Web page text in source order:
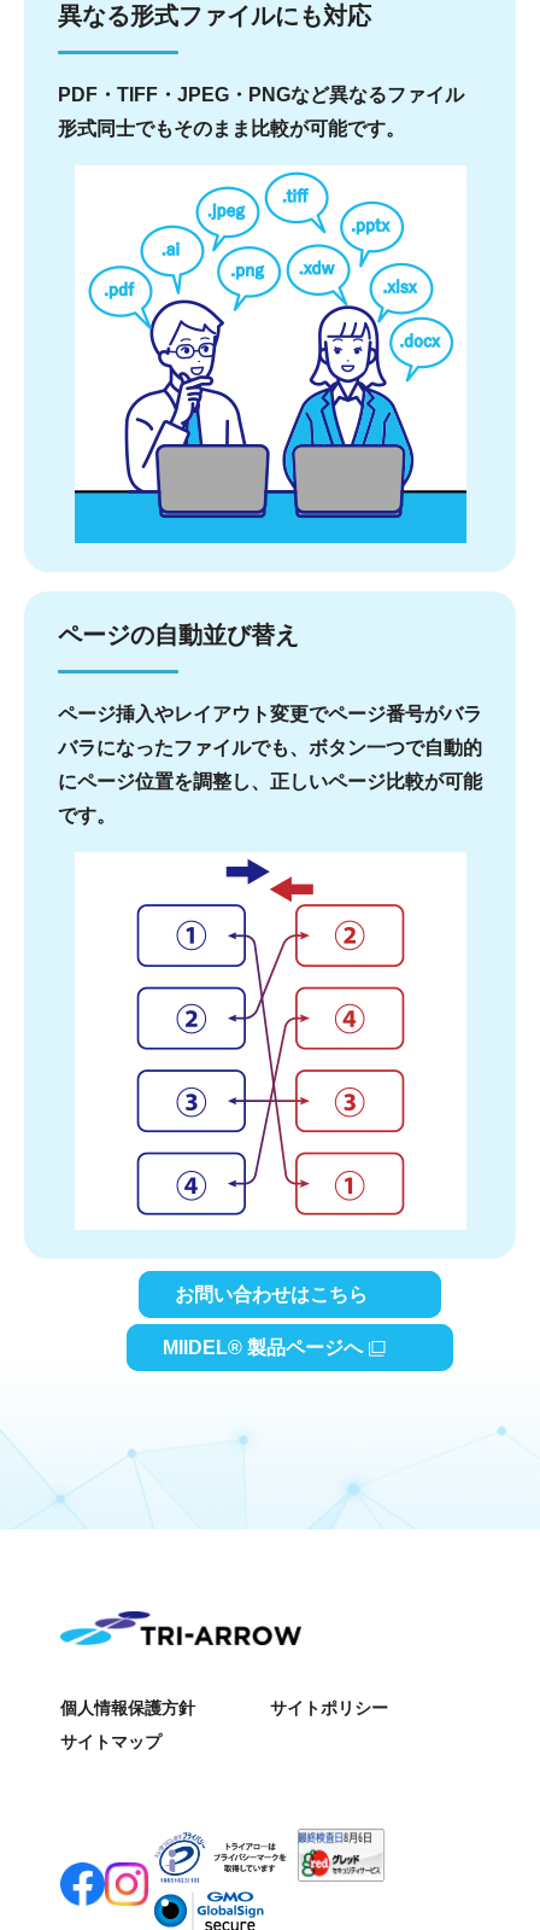
異なる形式ファイルにも対応
PDF・TIFF・JPEG・PNGなど異なるファイル
形式同士でもそのまま比較が可能です。
ページの自動並び替え
ページ挿入やレイアウト変更でページ番号がバラ
バラになったファイルでも、ボタン一つで自動的
にページ位置を調整し、正しいページ比較が可能
です。
お問い合わせはこちら
MIIDEL® 製品ページへ
個人情報保護方針
サイトポリシー
サイトマップ